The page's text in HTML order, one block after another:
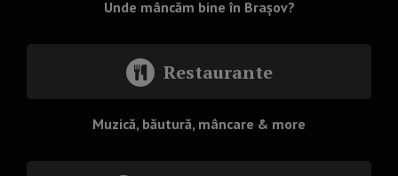
Unde mâncăm bine în Brașov?
Restaurante
Muzică, băutură, mâncare & more